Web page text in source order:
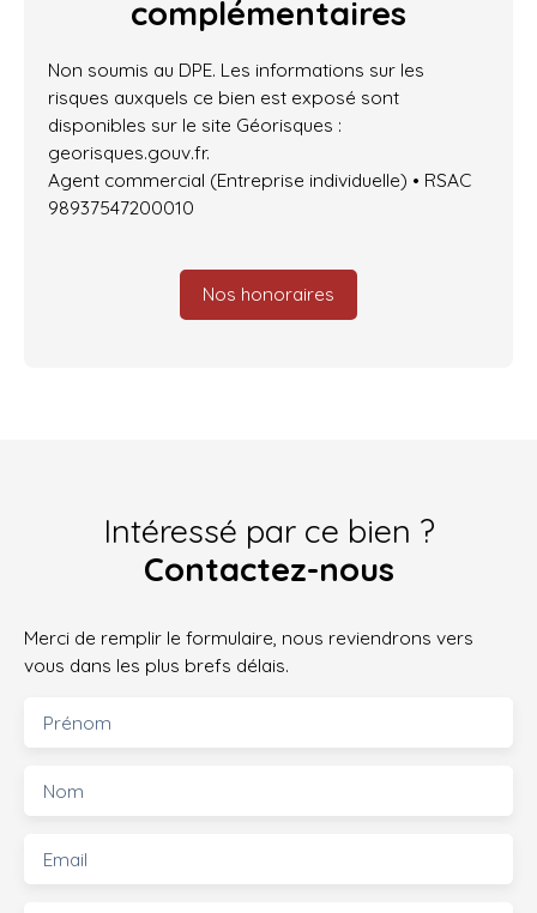
complémentaires
Non soumis au DPE. Les informations sur les
risques auxquels ce bien est exposé sont
disponibles sur le site Géorisques :
georisques.gouv.fr.
Agent commercial (Entreprise individuelle) • RSAC
98937547200010
Nos honoraires
Intéressé par ce bien ?
Contactez-nous
Merci de remplir le formulaire, nous reviendrons vers
vous dans les plus brefs délais.
Prénom
Nom
Email